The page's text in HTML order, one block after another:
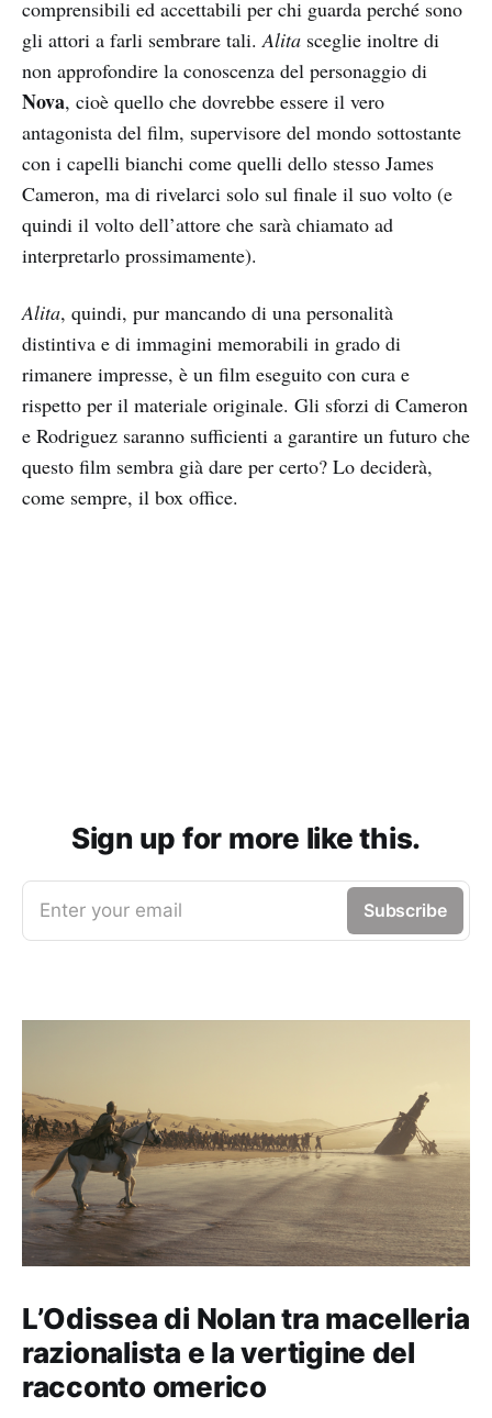
comprensibili ed accettabili per chi guarda perché sono
gli attori a farli sembrare tali.Alita sceglie inoltre di
non approfondire la conoscenza del personaggio di
Nova, cioè quello che dovrebbe essere il vero
antagonista del film, supervisore del mondo sottostante
con i capelli bianchi come quelli dello stesso James
Cameron, ma di rivelarci solo sul finale il suo volto (e
quindi il volto dell’attore che sarà chiamato ad
interpretarlo prossimamente).
Alita, quindi, pur mancando di una personalità
distintiva e di immagini memorabili in grado di
rimanere impresse, è un film eseguito con cura e
rispetto per il materiale originale. Gli sforzi di Cameron
e Rodriguez saranno sufficienti a garantire un futuro che
questo film sembra già dare per certo? Lo deciderà,
come sempre, il box office.
Sign up for more like this.
Enter your email Subscribe
L’Odissea di Nolan tra macelleria
razionalista e la vertigine del
racconto omerico